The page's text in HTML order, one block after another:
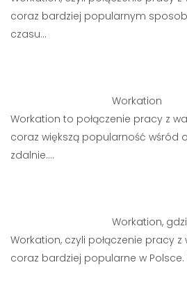
coraz bardziej popularnym
czasu…
Workation
Workation to połączenie pracy z
coraz większą popularność wśród
zdalnie.…
Workation,
Workation, czyli połączenie pracy
coraz bardziej popularne w Polsce.